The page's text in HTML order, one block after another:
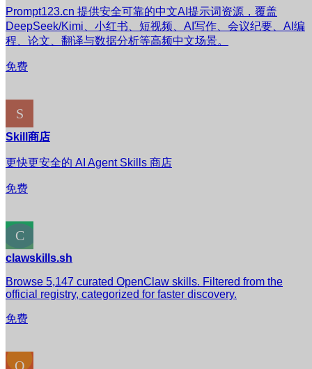
Prompt123.cn 提供安全可靠的中文AI提示词资源，覆盖
DeepSeek/Kimi、小红书、短视频、AI写作、会议纪要、AI编
程、论文、翻译与数据分析等高频中文场景。
免费
Skill商店
更快更安全的 AI Agent Skills 商店
免费
clawskills.sh
Browse 5,147 curated OpenClaw skills. Filtered from the
official registry, categorized for faster discovery.
免费